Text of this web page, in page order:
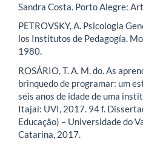
Sandra Costa. Porto Alegre:
PETROVSKY, A. Psicologia
los Institutos de Pedagogía.
1980.
ROSÁRIO, T. A. M. do. As
brinquedo de programar: um
seis anos de idade de uma
Itajaí: UVI, 2017. 94 f.
Educação) – Universidade do
Catarina, 2017.